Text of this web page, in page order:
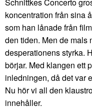
koncentration från sina
som han lånade från
den tiden. Men de mals
desperationens styrka.
börjar. Med klangen ett
inledningen, då det var
Nu hör vi all den
innehåller.